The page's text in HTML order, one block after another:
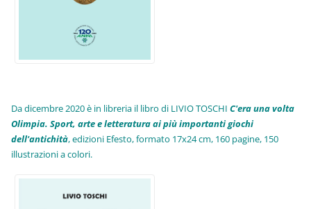
Da dicembre 2020 è in libreria il libro di LIVIO TOSCHIC'era una volta
Olimpia. Sport, arte e letteratura ai più importanti giochi
dell'antichità,edizioni Efesto, formato 17x24 cm, 160 pagine, 150
illustrazioni a colori.